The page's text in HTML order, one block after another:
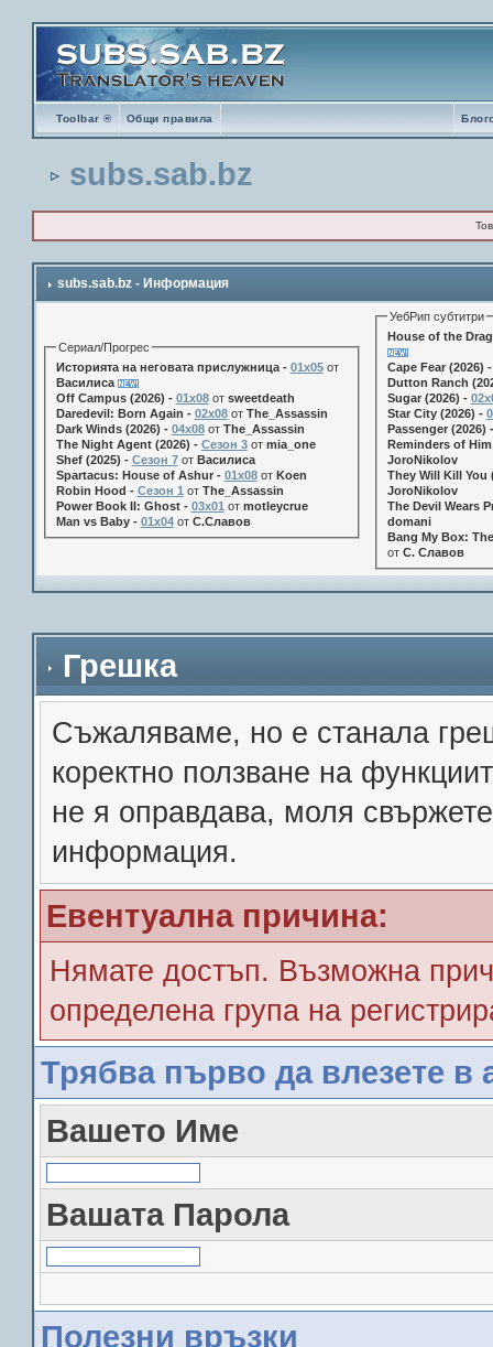
Toolbar ® Общи правила
subs.sab.bz
subs.sab.bz - Информация
Сериал/Прогрес
Историята на неговата прислужница - 01х05от
Василиса
Off Campus (2026) - 01x08от sweetdeath
Daredevil: Born Again - 02x08от The_Assassin
Dark Winds (2026) - 04x08от The_Assassin
The Night Agent (2026) - Сезон 3от mia_one
Shef (2025) - Сезон 7от Василиса
Spartacus: House of Ashur - 01x08от Koen
Robin Hood - Сезон 1 от The_Assassin
Power Book II: Ghost - 03x01 от motleycrue
Man vs Baby - 01x04от С.Славов
УебРип субтитри
House of the
Cape Fear (2026)
Dutton Ranch
Sugar (2026) -
Star City (2026) -
Passenger (2026)
Reminders of
JoroNikolov
They Will Kill You
JoroNikolov
The Devil Wears
domani
Bang My Box:
от С. Славов
Грешка
Съжалявамe, но е станала
коректно ползване на
не я оправдава, моля
информация.
Евентуална причина:
Нямате достъп. Възможна
определена група на
Трябва първо да влезете в
Вашето Име
Вашата Парола
Полезни връзки